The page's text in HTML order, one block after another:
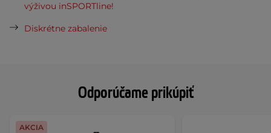
Odporúčame prikúpiť
AKCIA
výživou inSPORTline!
Diskrétne zabalenie